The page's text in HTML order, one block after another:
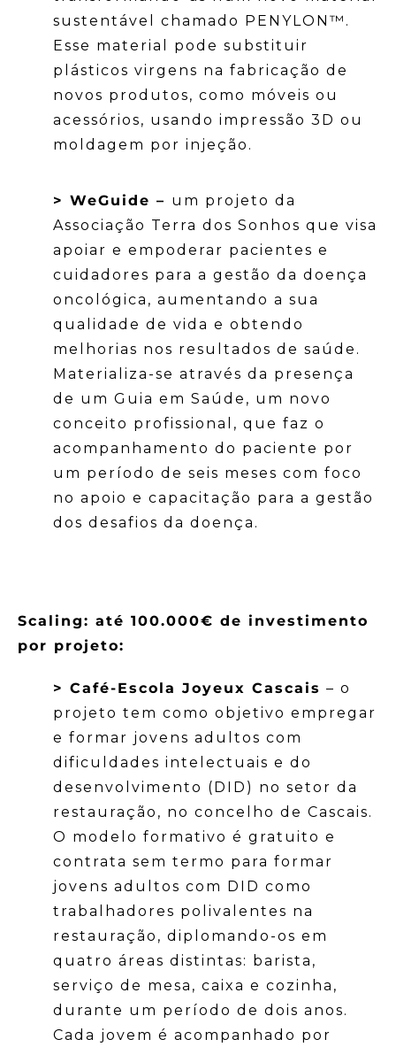
sustentável chamado PENYLON™.
Esse material pode substituir
plásticos virgens na fabricação de
novos produtos, como móveis ou
acessórios, usando impressão 3D ou
moldagem por injeção.
> WeGuide – um projeto da
Associação Terra dos Sonhos que visa
apoiar e empoderar pacientes e
cuidadores para a gestão da doença
oncológica, aumentando a sua
qualidade de vida e obtendo
melhorias nos resultados de saúde.
Materializa-se através da presença
de um Guia em Saúde, um novo
conceito profissional, que faz o
acompanhamento do paciente por
um período de seis meses com foco
no apoio e capacitação para a gestão
dos desafios da doença.
Scaling: até 100.000€ de investimento
por projeto:
> Café-Escola Joyeux Cascais – o
projeto tem como objetivo empregar
e formar jovens adultos com
dificuldades intelectuais e do
desenvolvimento (DID) no setor da
restauração, no concelho de Cascais.
O modelo formativo é gratuito e
contrata sem termo para formar
jovens adultos com DID como
trabalhadores polivalentes na
restauração, diplomando-os em
quatro áreas distintas: barista,
serviço de mesa, caixa e cozinha,
durante um período de dois anos.
Cada jovem é acompanhado por